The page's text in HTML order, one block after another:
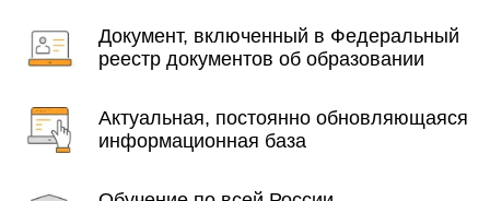
Документ, включенный в Федеральный
реестр документов об образовании
Актуальная, постоянно обновляющаяся
информационная база